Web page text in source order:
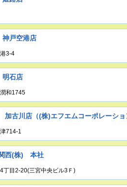
戸空港店
3-4
石店
和1745
古川店（(株)エフエムコーポレーショ
714-1
西(株) 本社
丁目2-20(三宮中央ビル3Ｆ)